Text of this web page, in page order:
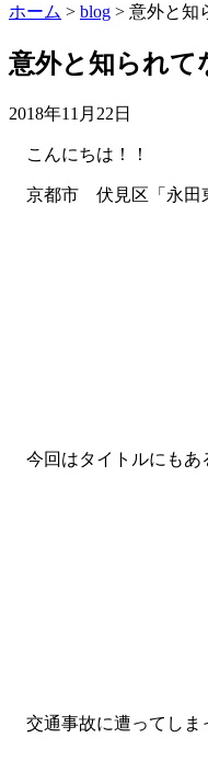
ホーム > blog > 意外と
意外と知られ
2018年11月22日
こんにちは！！
京都市 伏見区「永田
今回はタイトルにもあ
交通事故に遭ってしま